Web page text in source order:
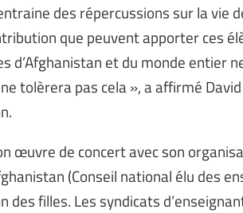
des répercussions sur la vie
que peuvent apporter ces
d’Afghanistan et du monde entier
tolèrera pas cela », a affirmé
œuvre de concert avec son
(Conseil national élu des
des filles. Les syndicats